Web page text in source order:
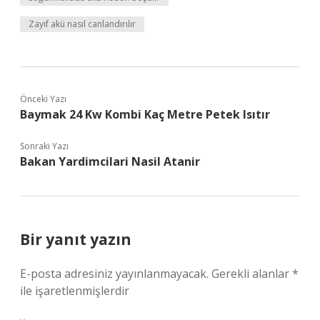
Zayıf akü nasıl canlandırılır
Önceki Yazı
Baymak 24 Kw Kombi Kaç Metre Petek Isıtır
Sonraki Yazı
Bakan Yardimcilari Nasil Atanir
Bir yanıt yazın
E-posta adresiniz yayınlanmayacak. Gerekli alanlar*
ile işaretlenmişlerdir